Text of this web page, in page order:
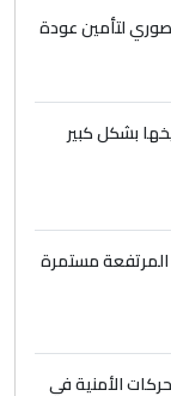
سل
كلام
للإنسان
بلاد
لتأمين عودة
بشكل كبير
المرتفعة مستمرة
الأمنية في